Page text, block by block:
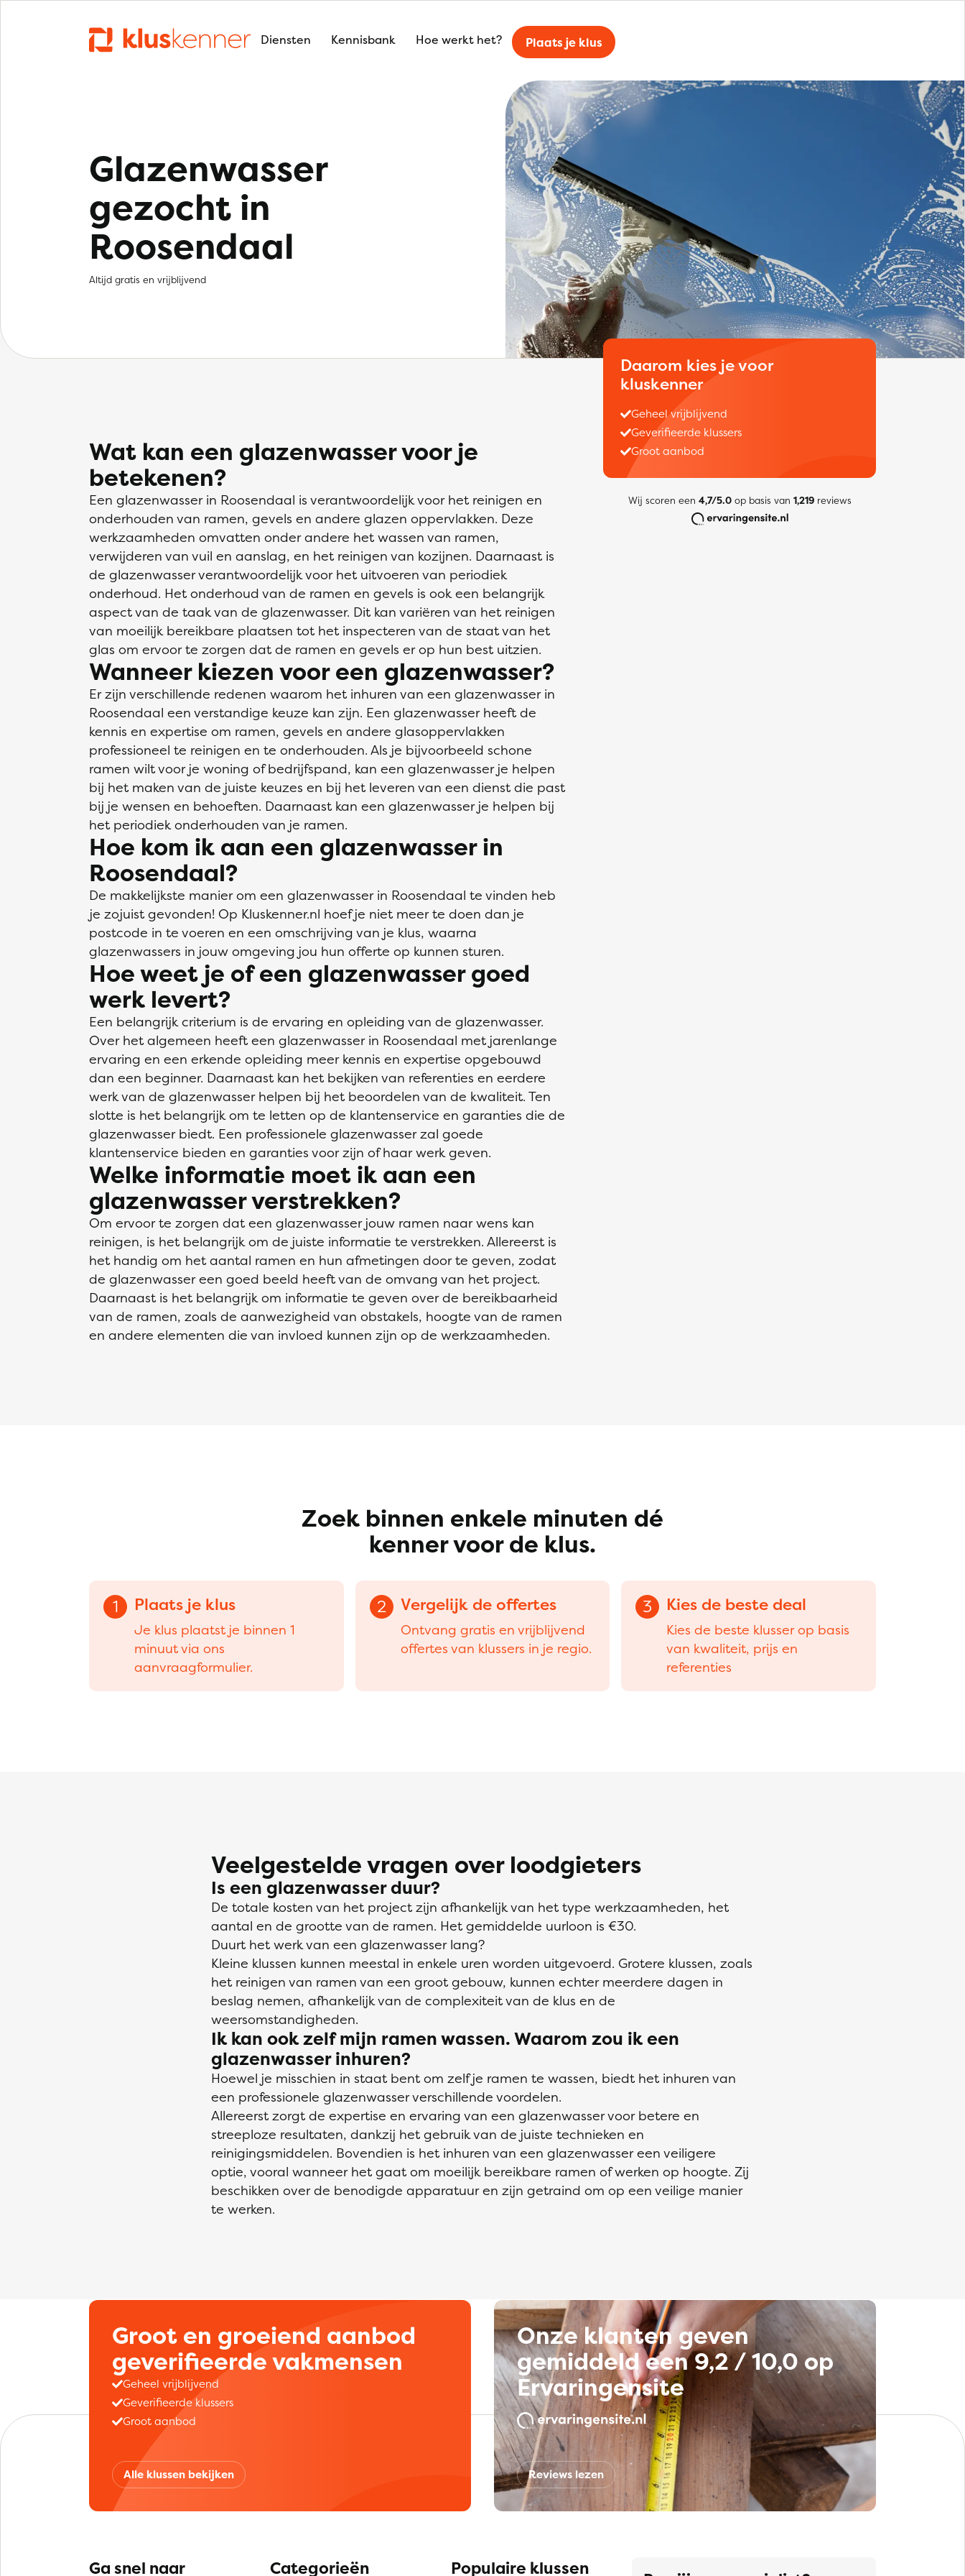
Diensten Kennisbank Hoe werkt het? Plaats je klus
Glazenwasser
gezocht in
Roosendaal
Altijd gratis en vrijblijvend
Wat kan een glazenwasser voor je
betekenen?
Een glazenwasser in Roosendaal is verantwoordelijk voor het reinigen en
onderhouden van ramen, gevels en andere glazen oppervlakken. Deze
werkzaamheden omvatten onder andere het wassen van ramen,
verwijderen van vuil en aanslag, en het reinigen van kozijnen. Daarnaast is
de glazenwasser verantwoordelijk voor het uitvoeren van periodiek
onderhoud. Het onderhoud van de ramen en gevels is ook een belangrijk
aspect van de taak van de glazenwasser. Dit kan variëren van het reinigen
van moeilijk bereikbare plaatsen tot het inspecteren van de staat van het
glas om ervoor te zorgen dat de ramen en gevels er op hun best uitzien.
Wanneer kiezen voor een glazenwasser?
Er zijn verschillende redenen waarom het inhuren van een glazenwasser in
Roosendaal een verstandige keuze kan zijn. Een glazenwasser heeft de
kennis en expertise om ramen, gevels en andere glasoppervlakken
professioneel te reinigen en te onderhouden. Als je bijvoorbeeld schone
ramen wilt voor je woning of bedrijfspand, kan een glazenwasser je helpen
bij het maken van de juiste keuzes en bij het leveren van een dienst die past
bij je wensen en behoeften. Daarnaast kan een glazenwasser je helpen bij
het periodiek onderhouden van je ramen.
Hoe kom ik aan een glazenwasser in
Roosendaal?
De makkelijkste manier om een glazenwasser in Roosendaal te vinden heb
je zojuist gevonden! Op Kluskenner.nl hoef je niet meer te doen dan je
postcode in te voeren en een omschrijving van je klus, waarna
glazenwassers in jouw omgeving jou hun offerte op kunnen sturen.
Hoe weet je of een glazenwasser goed
werk levert?
Een belangrijk criterium is de ervaring en opleiding van de glazenwasser.
Over het algemeen heeft een glazenwasser in Roosendaal met jarenlange
ervaring en een erkende opleiding meer kennis en expertise opgebouwd
dan een beginner. Daarnaast kan het bekijken van referenties en eerdere
werk van de glazenwasser helpen bij het beoordelen van de kwaliteit. Ten
slotte is het belangrijk om te letten op de klantenservice en garanties die de
glazenwasser biedt. Een professionele glazenwasser zal goede
klantenservice bieden en garanties voor zijn of haar werk geven.
Welke informatie moet ik aan een
glazenwasser verstrekken?
Om ervoor te zorgen dat een glazenwasser jouw ramen naar wens kan
reinigen, is het belangrijk om de juiste informatie te verstrekken. Allereerst is
het handig om het aantal ramen en hun afmetingen door te geven, zodat
de glazenwasser een goed beeld heeft van de omvang van het project.
Daarnaast is het belangrijk om informatie te geven over de bereikbaarheid
van de ramen, zoals de aanwezigheid van obstakels, hoogte van de ramen
en andere elementen die van invloed kunnen zijn op de werkzaamheden.
Daarom kies je voor
kluskenner
Geheel vrijblijvend
Geverifieerde klussers
Groot aanbod
Wij scoren een 4,7/5.0op basis van 1,219reviews
Zoek binnen enkele minuten dé
kenner voor de klus.
1 Plaats je klus
Je klus plaatst je binnen 1
minuut via ons
aanvraagformulier.
2 Vergelijk de offertes
Ontvang gratis en vrijblijvend
offertes van klussers in je regio.
3 Kies de beste deal
Kies de beste klusser op basis
van kwaliteit, prijs en
referenties
Veelgestelde vragen over loodgieters
Is een glazenwasser duur?
De totale kosten van het project zijn afhankelijk van het type werkzaamheden, het
aantal en de grootte van de ramen. Het gemiddelde uurloon is €30.
Duurt het werk van een glazenwasser lang?
Kleine klussen kunnen meestal in enkele uren worden uitgevoerd. Grotere klussen, zoals
het reinigen van ramen van een groot gebouw, kunnen echter meerdere dagen in
beslag nemen, afhankelijk van de complexiteit van de klus en de
weersomstandigheden.
Ik kan ook zelf mijn ramen wassen. Waarom zou ik een
glazenwasser inhuren?
Hoewel je misschien in staat bent om zelf je ramen te wassen, biedt het inhuren van
een professionele glazenwasser verschillende voordelen.
Allereerst zorgt de expertise en ervaring van een glazenwasser voor betere en
streeploze resultaten, dankzij het gebruik van de juiste technieken en
reinigingsmiddelen. Bovendien is het inhuren van een glazenwasser een veiligere
optie, vooral wanneer het gaat om moeilijk bereikbare ramen of werken op hoogte. Zij
beschikken over de benodigde apparatuur en zijn getraind om op een veilige manier
te werken.
Groot en groeiend aanbod
geverifieerde vakmensen
Geheel vrijblijvend
Geverifieerde klussers
Groot aanbod
Alle klussen bekijken
Onze klanten geven
gemiddeld een 9,2 / 10,0 op
Ervaringensite
Reviews lezen
Ga snel naar Categorieën Populaire klussen